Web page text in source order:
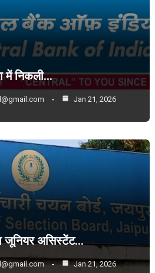
में निकली…
Jan 21, 2026
जूनियर असिस्टेंट…
Jan 21, 2026